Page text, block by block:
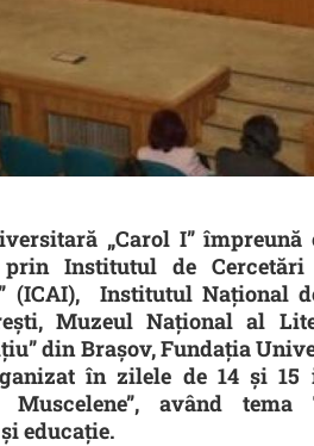
„Carol I”
Institutul de Cercetări
(ICAI), Institutul Național
Muzeul Național al
din Brașov, Fundația
în zilele de 14 și
Muscelene”, având
educație.